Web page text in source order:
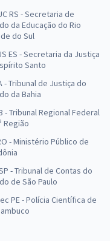
RS - Secretaria de
da Educação do Rio
do Sul
ES - Secretaria da Justiça
Santo
- Tribunal de Justiça do
da Bahia
- Tribunal Regional Federal
Região
- Ministério Público de
- Tribunal de Contas do
de São Paulo
PE - Polícia Científica de